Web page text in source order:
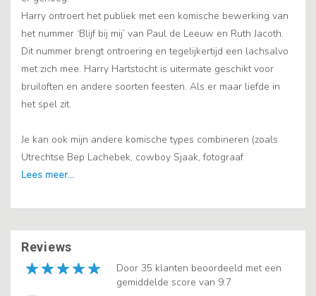
Harry ontroert het publiek met een komische bewerking van
het nummer ‘Blijf bij mij’ van Paul de Leeuw en Ruth Jacoth.
Dit nummer brengt ontroering en tegelijkertijd een lachsalvo
met zich mee. Harry Hartstocht is uitermate geschikt voor
bruiloften en andere soorten feesten. Als er maar liefde in
het spel zit.
Je kan ook mijn andere komische types combineren (zoals
Utrechtse Bep Lachebek, cowboy Sjaak, fotograaf
Reviews
Door 35 klanten beoordeeld met een
gemiddelde score van 9.7